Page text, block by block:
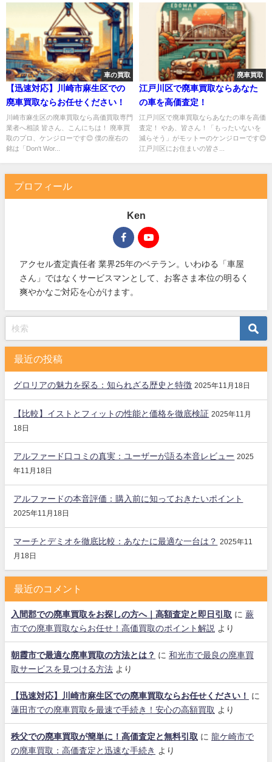
車の買取
【迅速対応】川崎市麻生区での
廃車買取ならお任せください！
川崎市麻生区の廃車買取なら高価買取専門
業者へ相談 皆さん、こんにちは！ 廃車買
取のプロ、ケンジローです😊 僕の座右の
銘は「Don't Wor...
廃車買取
江戸川区で廃車買取ならあなた
の車を高価査定！
江戸川区で廃車買取ならあなたの車を高価
査定！ やあ、皆さん！「もったいないを
減らそう」がモットーのケンジローです😊
江戸川区にお住まいの皆さ...
プロフィール
Ken
アクセル査定責任者 業界25年のベテラン。いわゆる「車屋
さん」ではなくサービスマンとして、お客さま本位の明るく
爽やかなご対応を心がけます。
最近の投稿
グロリアの魅力を探る：知られざる歴史と特徴 2025年11月18日
【比較】イストとフィットの性能と価格を徹底検証 2025年11月
18日
アルファード口コミの真実：ユーザーが語る本音レビュー 2025
年11月18日
アルファードの本音評価：購入前に知っておきたいポイント
2025年11月18日
マーチとデミオを徹底比較：あなたに最適な一台は？
2025年11
月18日
最近のコメント
入間郡での廃車買取をお探しの方へ｜高額査定と即日引取 に 蕨
市での廃車買取ならお任せ！高価買取のポイント解説
より
朝霞市で最適な廃車買取の方法とは？ に 和光市で最良の廃車買
取サービスを見つける方法 より
【迅速対応】川崎市麻生区での廃車買取ならお任せください！
に
蓮田市での廃車買取を最速で手続き！安心の高額買取
より
秩父での廃車買取が簡単に！高価査定と無料引取 に 龍ケ崎市で
の廃車買取：高価査定と迅速な手続き
より